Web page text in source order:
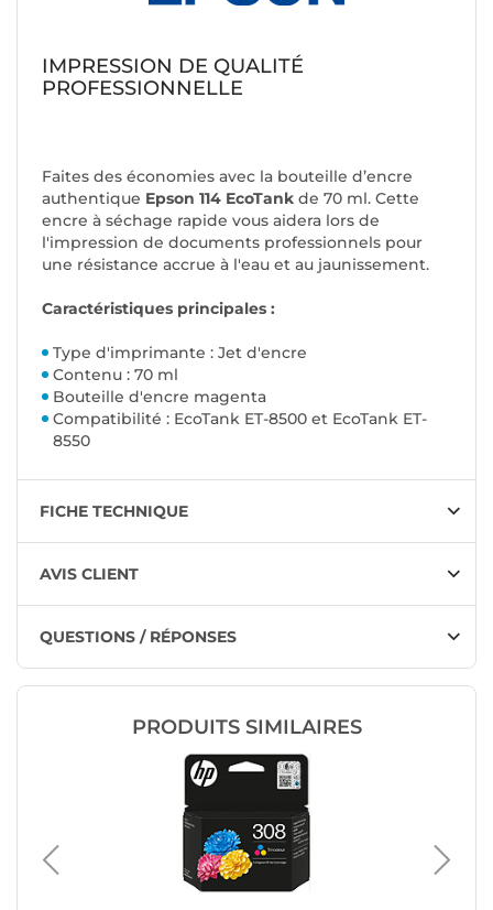
IMPRESSION DE QUALITÉ
PROFESSIONNELLE
Faites des économies avec la bouteille d’encre
authentique Epson 114 EcoTank de 70 ml. Cette
encre à séchage rapide vous aidera lors de
l'impression de documents professionnels pour
une résistance accrue à l'eau et au jaunissement.
Caractéristiques principales :
Type d'imprimante : Jet d'encre
Contenu : 70 ml
Bouteille d'encre magenta
Compatibilité : EcoTank ET-8500 et EcoTank ET-
8550
FICHE TECHNIQUE
AVIS CLIENT
QUESTIONS / RÉPONSES
PRODUITS SIMILAIRES